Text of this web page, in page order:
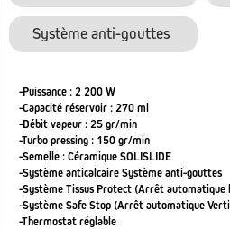
Système anti-gouttes
-Puissance : 2 200 W
-Capacité réservoir : 270 ml
-Débit vapeur : 25 gr/min
-Turbo pressing : 150 gr/min
-Semelle : Céramique SOLISLIDE
-Système anticalcaire Système anti-gouttes
-Système Tissus Protect (Arrêt automatique
-Système Safe Stop (Arrêt automatique
-Thermostat réglable